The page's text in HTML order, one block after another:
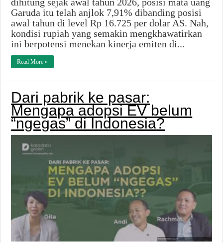
Garuda itu telah anjlok 7,91% dibanding posisi
awal tahun di level Rp 16.725 per dolar AS. Nah,
kondisi rupiah yang semakin mengkhawatirkan
ini berpotensi menekan kinerja emiten di...
Read More »
Dari pabrik ke pasar:
Mengapa adopsi EV belum
“ngegas” di Indonesia?